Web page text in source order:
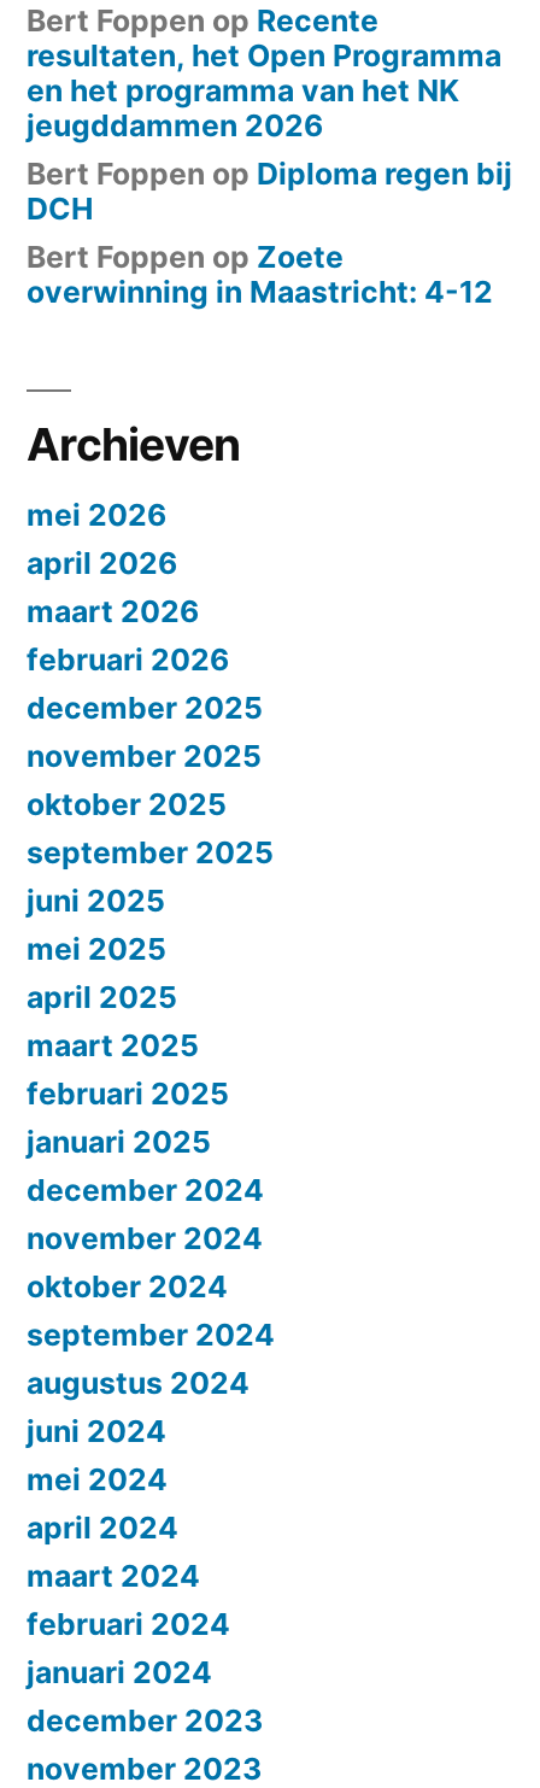
Bert Foppen op Recente
resultaten, het Open Programma
en het programma van het NK
jeugddammen 2026
Bert Foppen op Diploma regen bij
DCH
Bert Foppen op Zoete
overwinning in Maastricht: 4-12
Archieven
mei 2026
april 2026
maart 2026
februari 2026
december 2025
november 2025
oktober 2025
september 2025
juni 2025
mei 2025
april 2025
maart 2025
februari 2025
januari 2025
december 2024
november 2024
oktober 2024
september 2024
augustus 2024
juni 2024
mei 2024
april 2024
maart 2024
februari 2024
januari 2024
december 2023
november 2023